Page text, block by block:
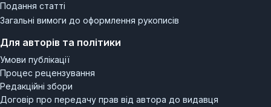
Подання статті
Загальні вимоги до оформлення рукописів
Для авторів та політики
Умови публікації
Процес рецензування
Редакційні збори
Договір про передачу прав від автора до видавця